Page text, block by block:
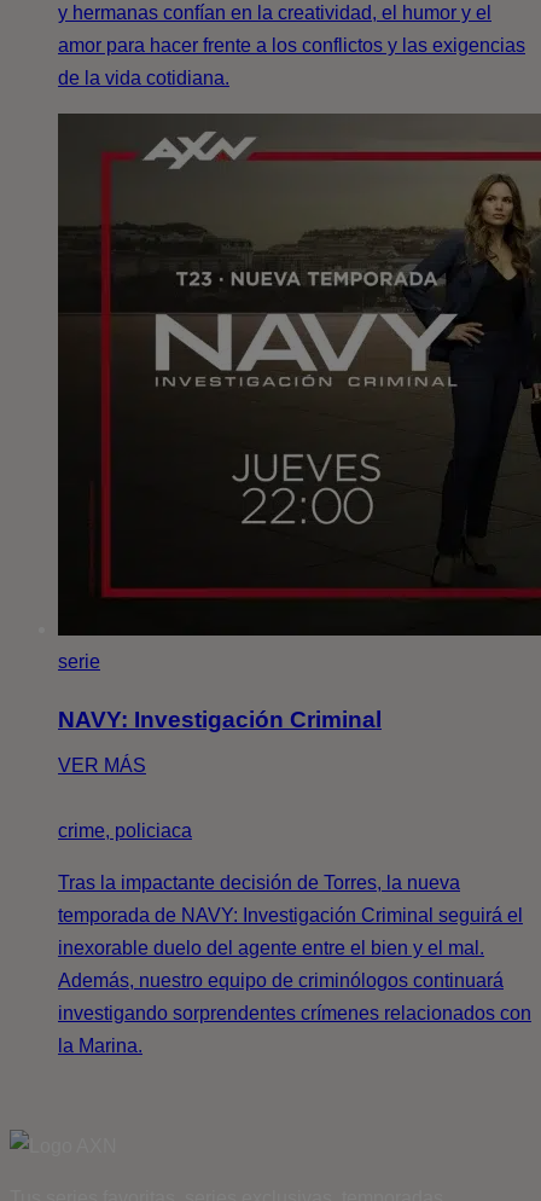
y hermanas confían en la creatividad, el humor y el
amor para hacer frente a los conflictos y las exigencias
de la vida cotidiana.
serie
NAVY: Investigación Criminal
VER MÁS
crime, policiaca
Tras la impactante decisión de Torres, la nueva
temporada de NAVY: Investigación Criminal seguirá el
inexorable duelo del agente entre el bien y el mal.
Además, nuestro equipo de criminólogos continuará
investigando sorprendentes crímenes relacionados con
la Marina.